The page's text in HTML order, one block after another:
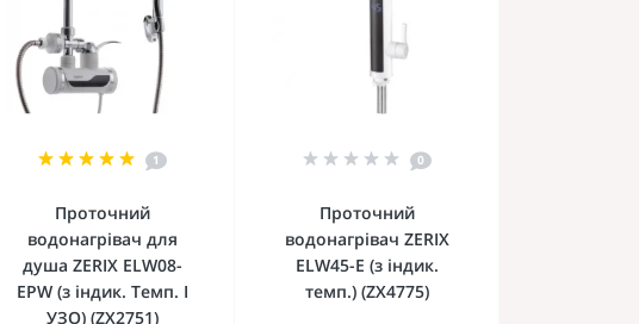
1
Проточний
водонагрівач для
душа ZERIX ELW08-
EPW (з індик. Темп. І
УЗО) (ZX2751)
0
Проточний
водонагрівач ZERIX
ELW45-E (з індик.
темп.) (ZX4775)